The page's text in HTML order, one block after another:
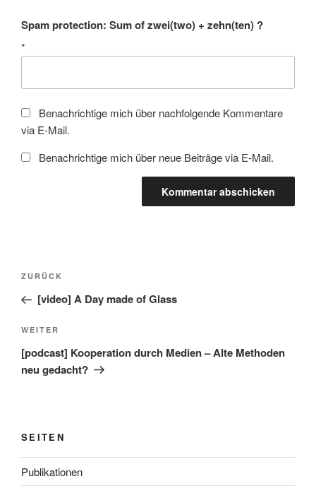
Spam protection: Sum of zwei(two) + zehn(ten) ?
*
Benachrichtige mich über nachfolgende Kommentare
via E-Mail.
Benachrichtige mich über neue Beiträge via E-Mail.
Beitragsnavigation
Vorheriger
Beitrag
ZURÜCK
[video] A Day made of Glass
Nächster
Beitrag
WEITER
[podcast] Kooperation durch Medien – Alte Methoden
neu gedacht?
SEITEN
Publikationen